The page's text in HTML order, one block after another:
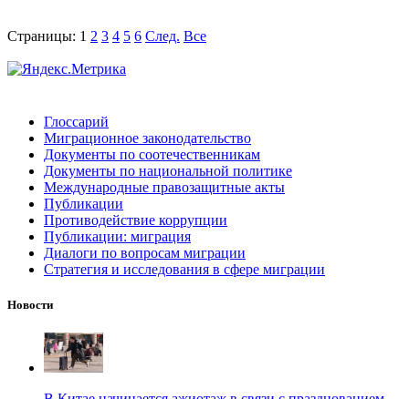
Страницы: 1 2 3 4 5 6 След. Все
Глоссарий
Миграционное законодательство
Документы по соотечественникам
Документы по национальной политике
Международные правозащитные акты
Публикации
Противодействие коррупции
Публикации: миграция
Диалоги по вопросам миграции
Стратегия и исследования в сфере миграции
Новости